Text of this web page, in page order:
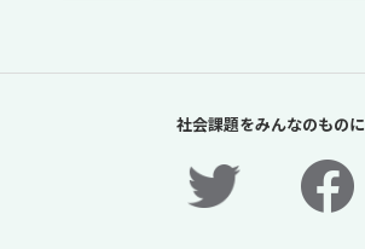
社会課題をみんなのものに